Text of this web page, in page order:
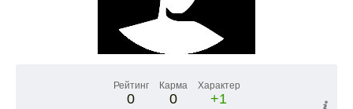
Рейтинг
0
Карма
0
Характер
+1